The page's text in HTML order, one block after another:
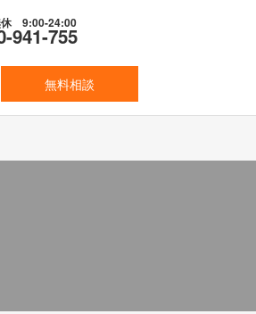
休 9:00-24:00
941-755
無料相談